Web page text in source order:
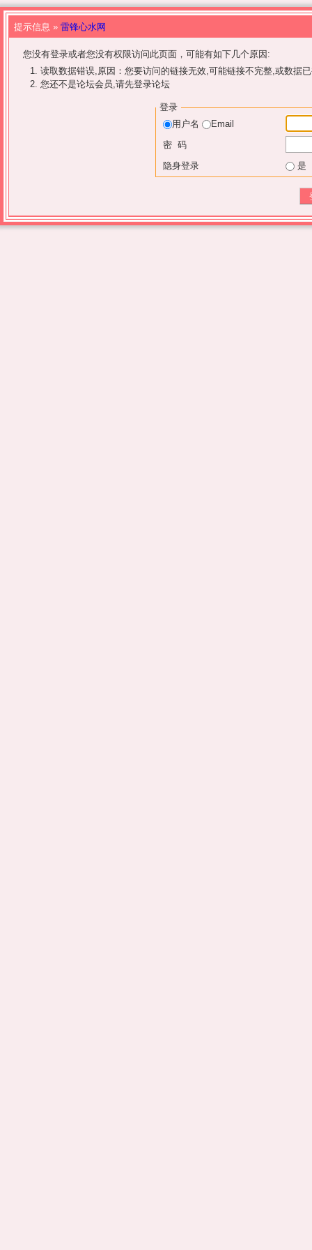
提示信息 » 雷锋心水网
您没有登录或者您没有权限访问此页面，可能有如下几个原因:
读取数据错误,原因：您要访问的链接无效,可能链接不完整,或数据
您还不是论坛会员,请先登录论坛
登录
用户名
Email
密 码
隐身登录